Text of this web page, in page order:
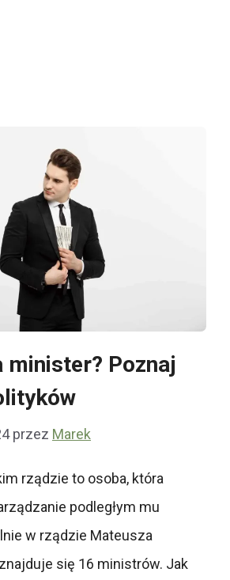
minister? Poznaj
przez Marek
rządzie to osoba, która
podległym mu
w rządzie Mateusza
się 16 ministrów. Jak